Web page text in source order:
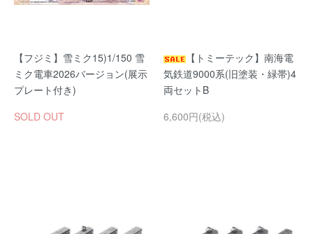
【フジミ】雪ミク15)1/150 雪
ミク電車2026バージョン(展示
プレート付き)
SOLD OUT
【トミーテック】南海電
気鉄道9000系(旧塗装・緑帯)4
両セットB
6,600円(税込)